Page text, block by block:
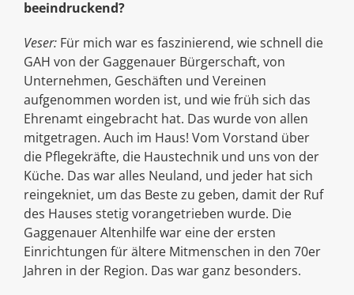
beeindruckend?
Veser:Für mich war es faszinierend, wie schnell die
GAH von der Gaggenauer Bürgerschaft, von
Unternehmen, Geschäften und Vereinen
aufgenommen worden ist, und wie früh sich das
Ehrenamt eingebracht hat. Das wurde von allen
mitgetragen. Auch im Haus! Vom Vorstand über
die Pflegekräfte, die Haustechnik und uns von der
Küche. Das war alles Neuland, und jeder hat sich
reingekniet, um das Beste zu geben, damit der Ruf
des Hauses stetig vorangetrieben wurde. Die
Gaggenauer Altenhilfe war eine der ersten
Einrichtungen für ältere Mitmenschen in den 70er
Jahren in der Region. Das war ganz besonders.